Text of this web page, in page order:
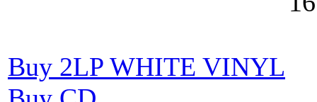
Buy 2LP WHITE VINYL